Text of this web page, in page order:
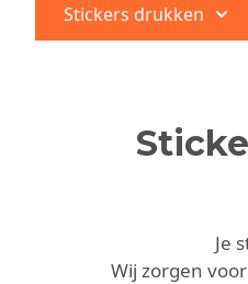
Stickers drukken
Je
Wij zorgen